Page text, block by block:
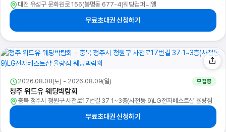
대전 유성구 문화원로 156(봉명동 677-4)웨딩컴퍼니엘
무료초대권 신청하기
2026.08.08(토) - 2026.08.09(일) 모집중
청주 위드유 웨딩박람회
충북 청주시 청원구 사천로17번길 37 1~3층(사천동 9)LG전자베스트샵 율량점
무료초대권 신청하기